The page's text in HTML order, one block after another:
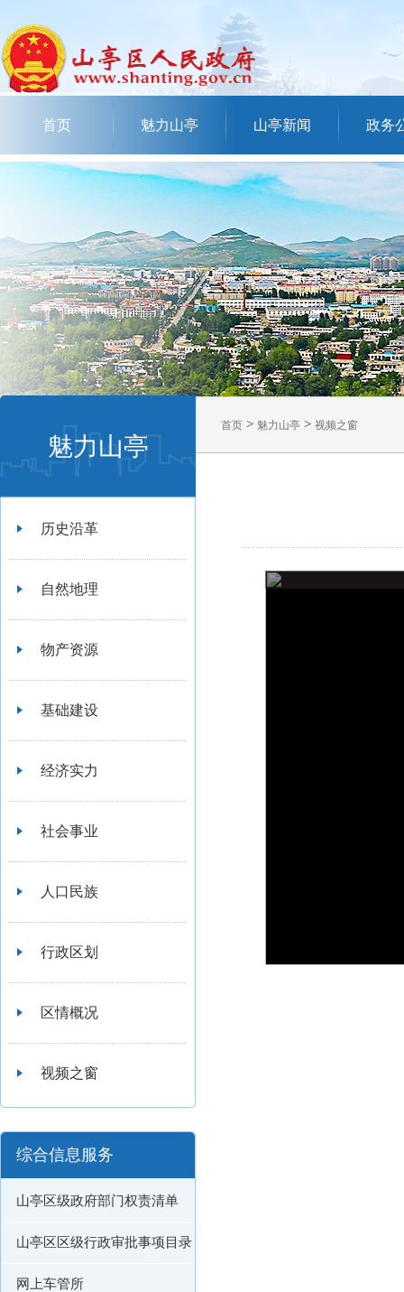
首页 魅力山亭 山亭新闻 政务
魅力山亭
历史沿革
自然地理
物产资源
基础建设
经济实力
社会事业
人口民族
行政区划
区情概况
视频之窗
综合信息服务
山亭区级政府部门权责清单
山亭区区级行政审批事项目录
网上车管所
首页 > 魅力山亭 > 视频之窗